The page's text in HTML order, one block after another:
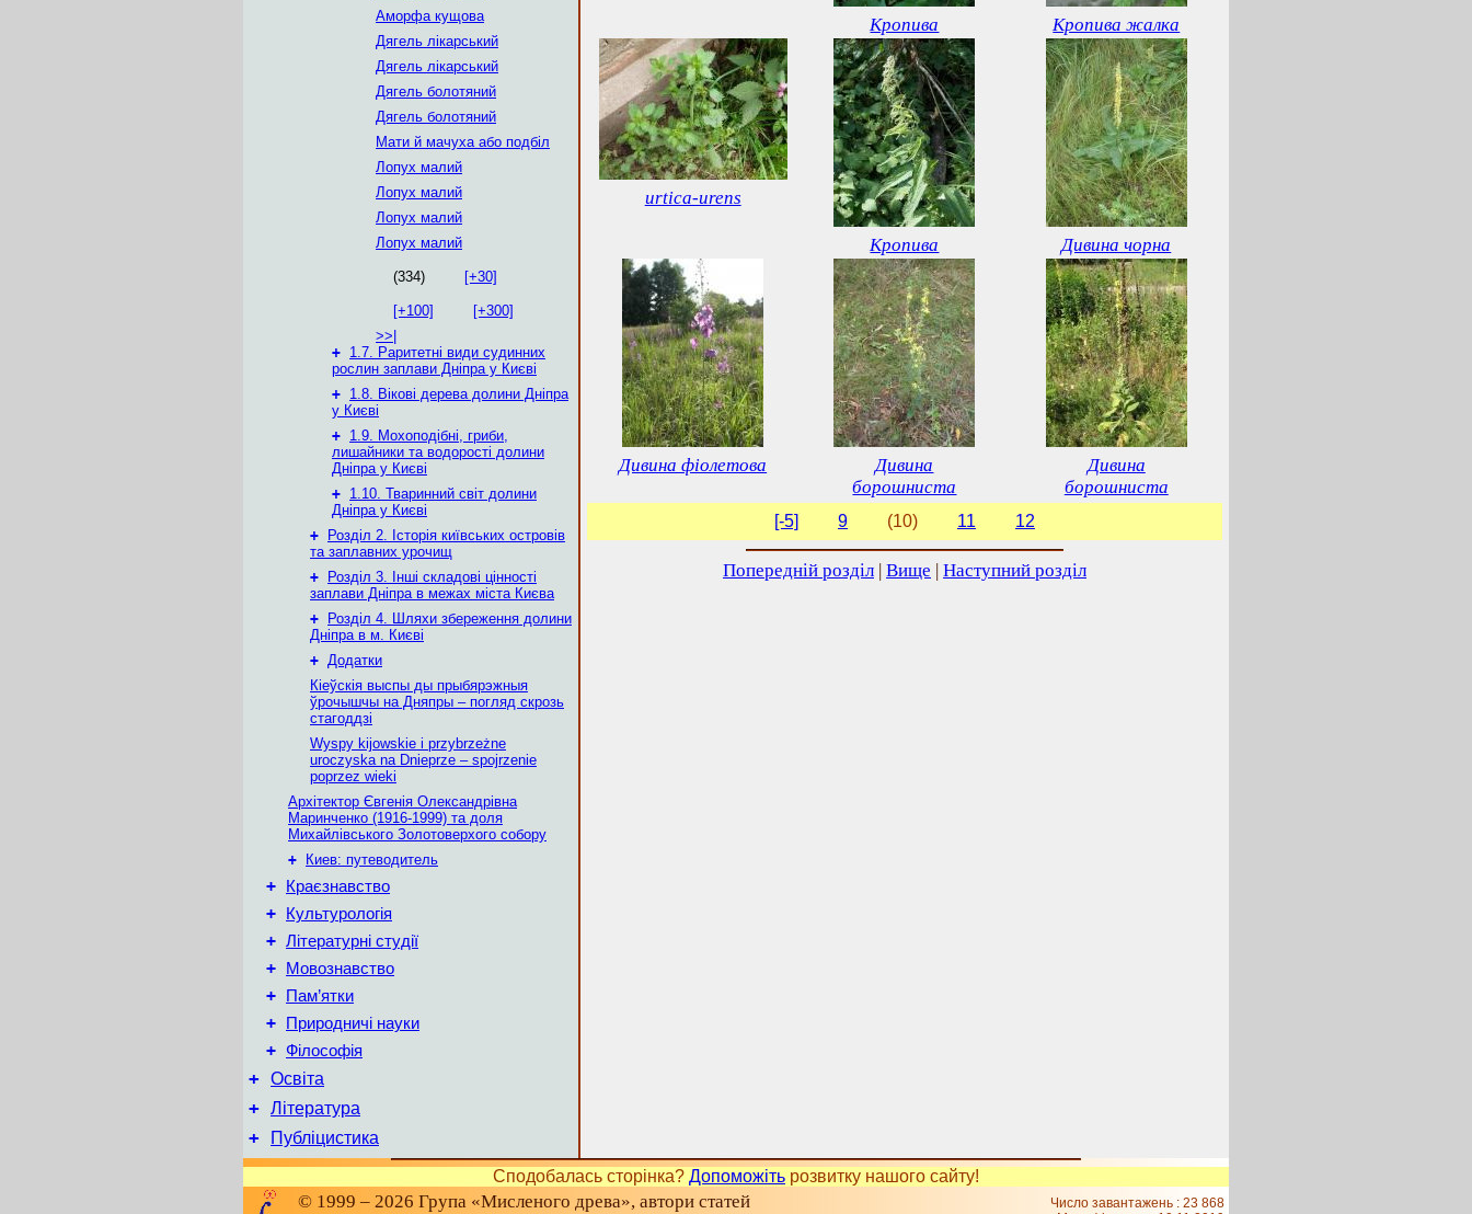
Аморфа кущова
Дягель лікарський
Дягель лікарський
Дягель болотяний
Дягель болотяний
Мати й мачуха або подбіл
Лопух малий
Лопух малий
Лопух малий
Лопух малий
(334) [+30]
[+100]
[+300]
>>|
+ 1.7. Раритетні види судинних
рослин заплави Дніпра у Києві
+ 1.8. Вікові дерева долини Дніпра
у Києві
+ 1.9. Мохоподібні, гриби,
лишайники та водорості долини
Дніпра у Києві
+ 1.10. Тваринний світ долини
Дніпра у Києві
+
Розділ 2. Історія київських островів
та заплавних урочищ
+
Розділ 3. Інші складові цінності
заплави Дніпра в межах міста Києва
+
Розділ 4. Шляхи збереження долини
Дніпра в м. Києві
+ Додатки
Кіеўскія выспы ды прыбярэжныя
ўрочышчы на Дняпры – погляд скрозь
стагоддзі
Wyspy kijowskie i przybrzeżne
uroczyska na Dnieprze – spojrzenie
poprzez wieki
Архітектор Євгенія Олександрівна
Маринченко (1916-1999) та доля
Михайлівського Золотоверхого собору
+
Киев: путеводитель
+ Краєзнавство
+ Культурологія
+ Літературні студії
+ Мовознавство
+ Пам’ятки
+ Природничі науки
+ Філософія
+ Освіта
+ Література
+ Публіцистика
Кропива Кропива жалка
urtica-urens
Кропива Дивина чорна
Дивина фіолетова
Дивина
борошниста
Дивина
борошниста
[-5] 9 (10) 11 12
Попередній розділ | Вище | Наступний розділ
Сподобалась сторінка? Допоможіть розвитку нашого сайту!
© 1999 – 2026 Група «Мисленого древа», автори статей
Число завантажень : 23 868